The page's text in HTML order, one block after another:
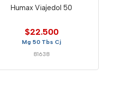
Humax Viajedol 50
$22.500
Mg 50 Tbs Cj
81638